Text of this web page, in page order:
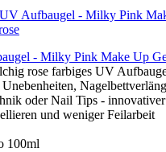
- Milky Pink Make Up
rose farbiges UV
oder Nail Tips -
und weniger Feilarbeit
100ml